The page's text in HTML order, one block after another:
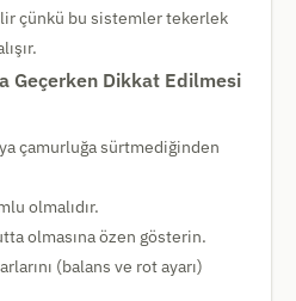
çünkü bu sistemler tekerlek
Geçerken Dikkat Edilmesi
çamurluğa sürtmediğinden
olmalıdır.
olmasına özen gösterin.
(balans ve rot ayarı)